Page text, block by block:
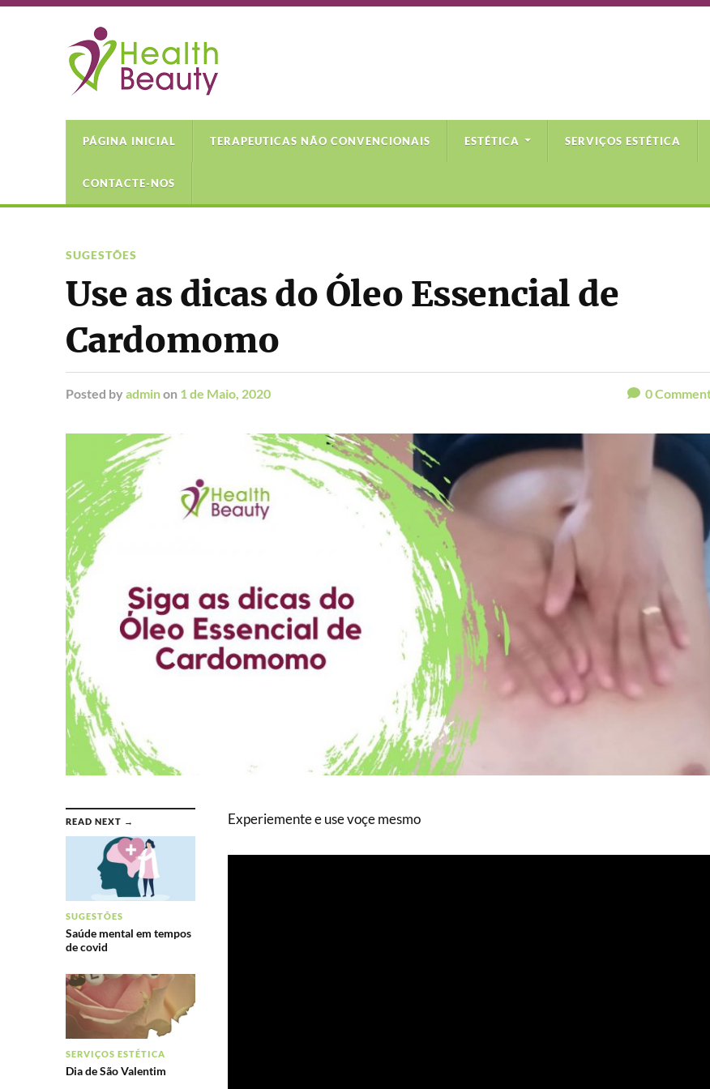
PÁGINA INICIAL TERAPEUTICAS NÃO CONVENCIONAIS ESTÉTICA SERVIÇOS ESTÉTICA
CONTACTE-NOS
SUGESTÕES
Use as dicas do Óleo Essencial de
Cardomomo
Posted by adminon 1 de Maio, 2020 0
READ NEXT →
SUGESTÕES
Saúde mental em tempos
de covid
SERVIÇOS ESTÉTICA
Dia de São Valentim
Experiemente e use voçe mesmo